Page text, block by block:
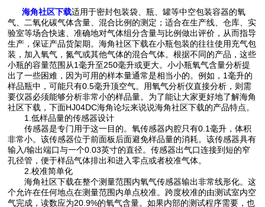
海角社区下载适用于密封包装袋、瓶、罐等中空包装容器的氧
气、二氧化碳气体含量、混合比例的测定；适合在生产线、仓库、实
验室等场合快速、准确地对气体组分含量与比例做出评价，从而指导
生产，保证产品货架期。海角社区下载在小瓶包装的往往使用充气包
装，加入氧气，氮气或其他气体的混合气体。根据不同的产品，这些
小瓶的容量范围从1毫升至250毫升或更大。小小瓶氧气含量分析提
出了一些困难，因为可用的样本量通常是相当小的。例如，1毫升的
样品瓶中，可能只有0.5毫升顶空气。用氧气分析仪直接分析，则需
要仪器必须能够分析非常小的样品量。为了能让大家更好地了解海角
社区下载，下面HJ04DC海角论坛来说说海角社区下载的产品特点。
1.低样品量的传感器设计
传感器是专门用于这一目的。氧传感器内腔只有0.1毫升，体积
非常小。该传感器位于前面板后面避免样品量的消耗。该传感器具有
输入/输出端口与一个0.03英寸的直径。传感器出气口连接到短的窄
孔径管，便于样品气体排出和进入零点或者校准气体。
2.校准简单化
海角社区下载在整个测量范围内氧气传感器输出非常线形化。这
个允许在任何地点在测量范围内单点校准。跨度校准的由测试室内空
气完成，读数应为20.9%的氧气含量。如果内部的测试程序需要，也